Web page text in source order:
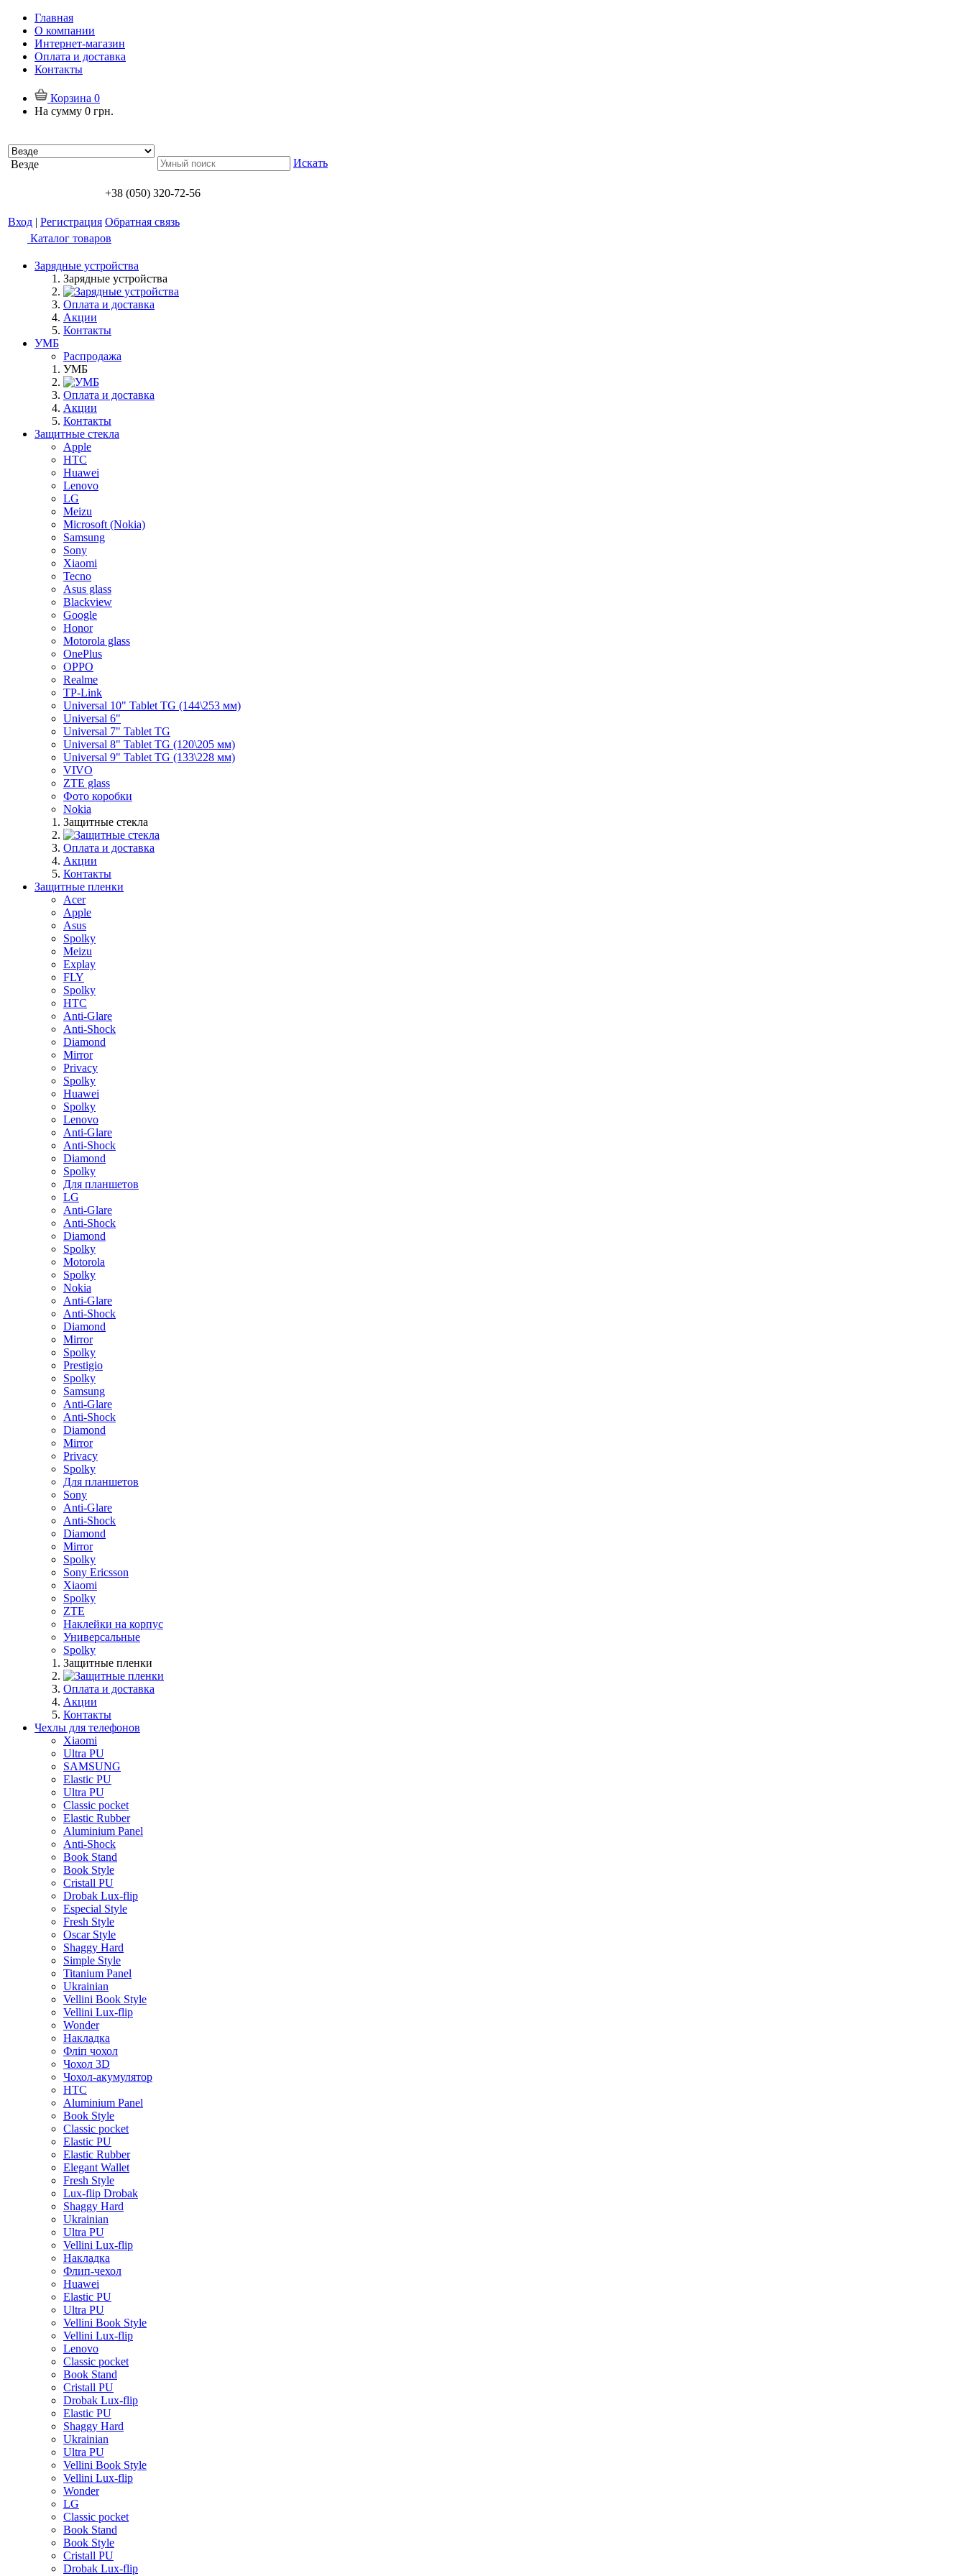
Главная
О компании
Интернет-магазин
Оплата и доставка
Контакты
Корзина 0
На сумму 0 грн.
Везде Искать
+38 (050) 320-72-56
Вход | Регистрация Обратная связь
Каталог товаров
Зарядные устройства
Зарядные устройства
Оплата и доставка
Акции
Контакты
УМБ
Распродажа
УМБ
Оплата и доставка
Акции
Контакты
Защитные стекла
Apple
HTC
Huawei
Lenovo
LG
Meizu
Microsoft (Nokia)
Samsung
Sony
Xiaomi
Tecno
Asus glass
Blackview
Google
Honor
Motorola glass
OnePlus
OPPO
Realme
TP-Link
Universal 10" Tablet TG (144\253 мм)
Universal 6"
Universal 7" Tablet TG
Universal 8" Tablet TG (120\205 мм)
Universal 9" Tablet TG (133\228 мм)
VIVO
ZTE glass
Фото коробки
Nokia
Защитные стекла
Оплата и доставка
Акции
Контакты
Защитные пленки
Acer
Apple
Asus
Spolky
Meizu
Explay
FLY
Spolky
HTC
Anti-Glare
Anti-Shock
Diamond
Mirror
Privacy
Spolky
Huawei
Spolky
Lenovo
Anti-Glare
Anti-Shock
Diamond
Spolky
Для планшетов
LG
Anti-Glare
Anti-Shock
Diamond
Spolky
Motorola
Spolky
Nokia
Anti-Glare
Anti-Shock
Diamond
Mirror
Spolky
Prestigio
Spolky
Samsung
Anti-Glare
Anti-Shock
Diamond
Mirror
Privacy
Spolky
Для планшетов
Sony
Anti-Glare
Anti-Shock
Diamond
Mirror
Spolky
Sony Ericsson
Xiaomi
Spolky
ZTE
Наклейки на корпус
Универсальные
Spolky
Защитные пленки
Оплата и доставка
Акции
Контакты
Чехлы для телефонов
Xiaomi
Ultra PU
SAMSUNG
Elastic PU
Ultra PU
Classic pocket
Elastic Rubber
Aluminium Panel
Anti-Shock
Book Stand
Book Style
Cristall PU
Drobak Lux-flip
Especial Style
Fresh Style
Oscar Style
Shaggy Hard
Simple Style
Titanium Panel
Ukrainian
Vellini Book Style
Vellini Lux-flip
Wonder
Накладка
Фліп чохол
Чохол 3D
Чохол-акумулятор
HTC
Aluminium Panel
Book Style
Classic pocket
Elastic PU
Elastic Rubber
Elegant Wallet
Fresh Style
Lux-flip Drobak
Shaggy Hard
Ukrainian
Ultra PU
Vellini Lux-flip
Накладка
Флип-чехол
Huawei
Elastic PU
Ultra PU
Vellini Book Style
Vellini Lux-flip
Lenovo
Classic pocket
Book Stand
Cristall PU
Drobak Lux-flip
Elastic PU
Shaggy Hard
Ukrainian
Ultra PU
Vellini Book Style
Vellini Lux-flip
Wonder
LG
Classic pocket
Book Stand
Book Style
Cristall PU
Drobak Lux-flip